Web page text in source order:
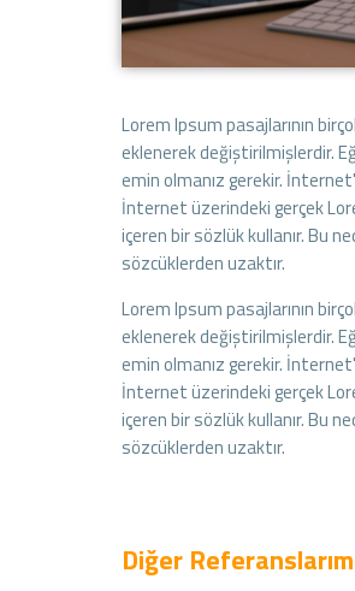
Lorem Ipsum pasajlarının
eklenerek değiştirilmişlerdir.
emin olmanız gerekir.
İnternet üzerindeki gerçek
içeren bir sözlük kullanır. Bu
sözcüklerden uzaktır.
Lorem Ipsum pasajlarının
eklenerek değiştirilmişlerdir.
emin olmanız gerekir.
İnternet üzerindeki gerçek
içeren bir sözlük kullanır. Bu
sözcüklerden uzaktır.
Diğer